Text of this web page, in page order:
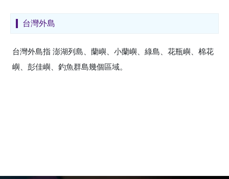
台灣外島
台灣外島指 澎湖列島、蘭嶼、小蘭嶼、綠島、花瓶嶼、棉花
嶼、彭佳嶼、釣魚群島幾個區域。